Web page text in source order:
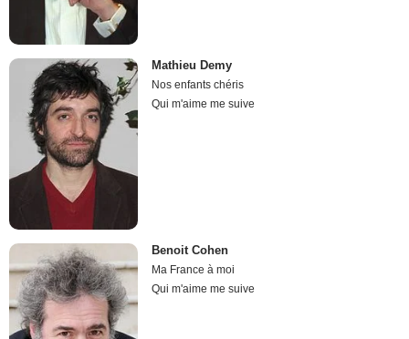
Mathieu Demy
Nos enfants chéris
Qui m'aime me suive
Benoit Cohen
Ma France à moi
Qui m'aime me suive